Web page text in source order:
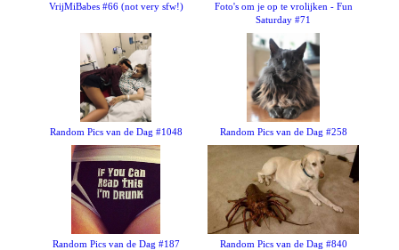
VrijMiBabes #66 (not very sfw!)
Foto's om je op te vrolijken - Fun
Saturday #71
Random Pics van de Dag #1048 Random Pics van de Dag #258
Random Pics van de Dag #187 Random Pics van de Dag #840